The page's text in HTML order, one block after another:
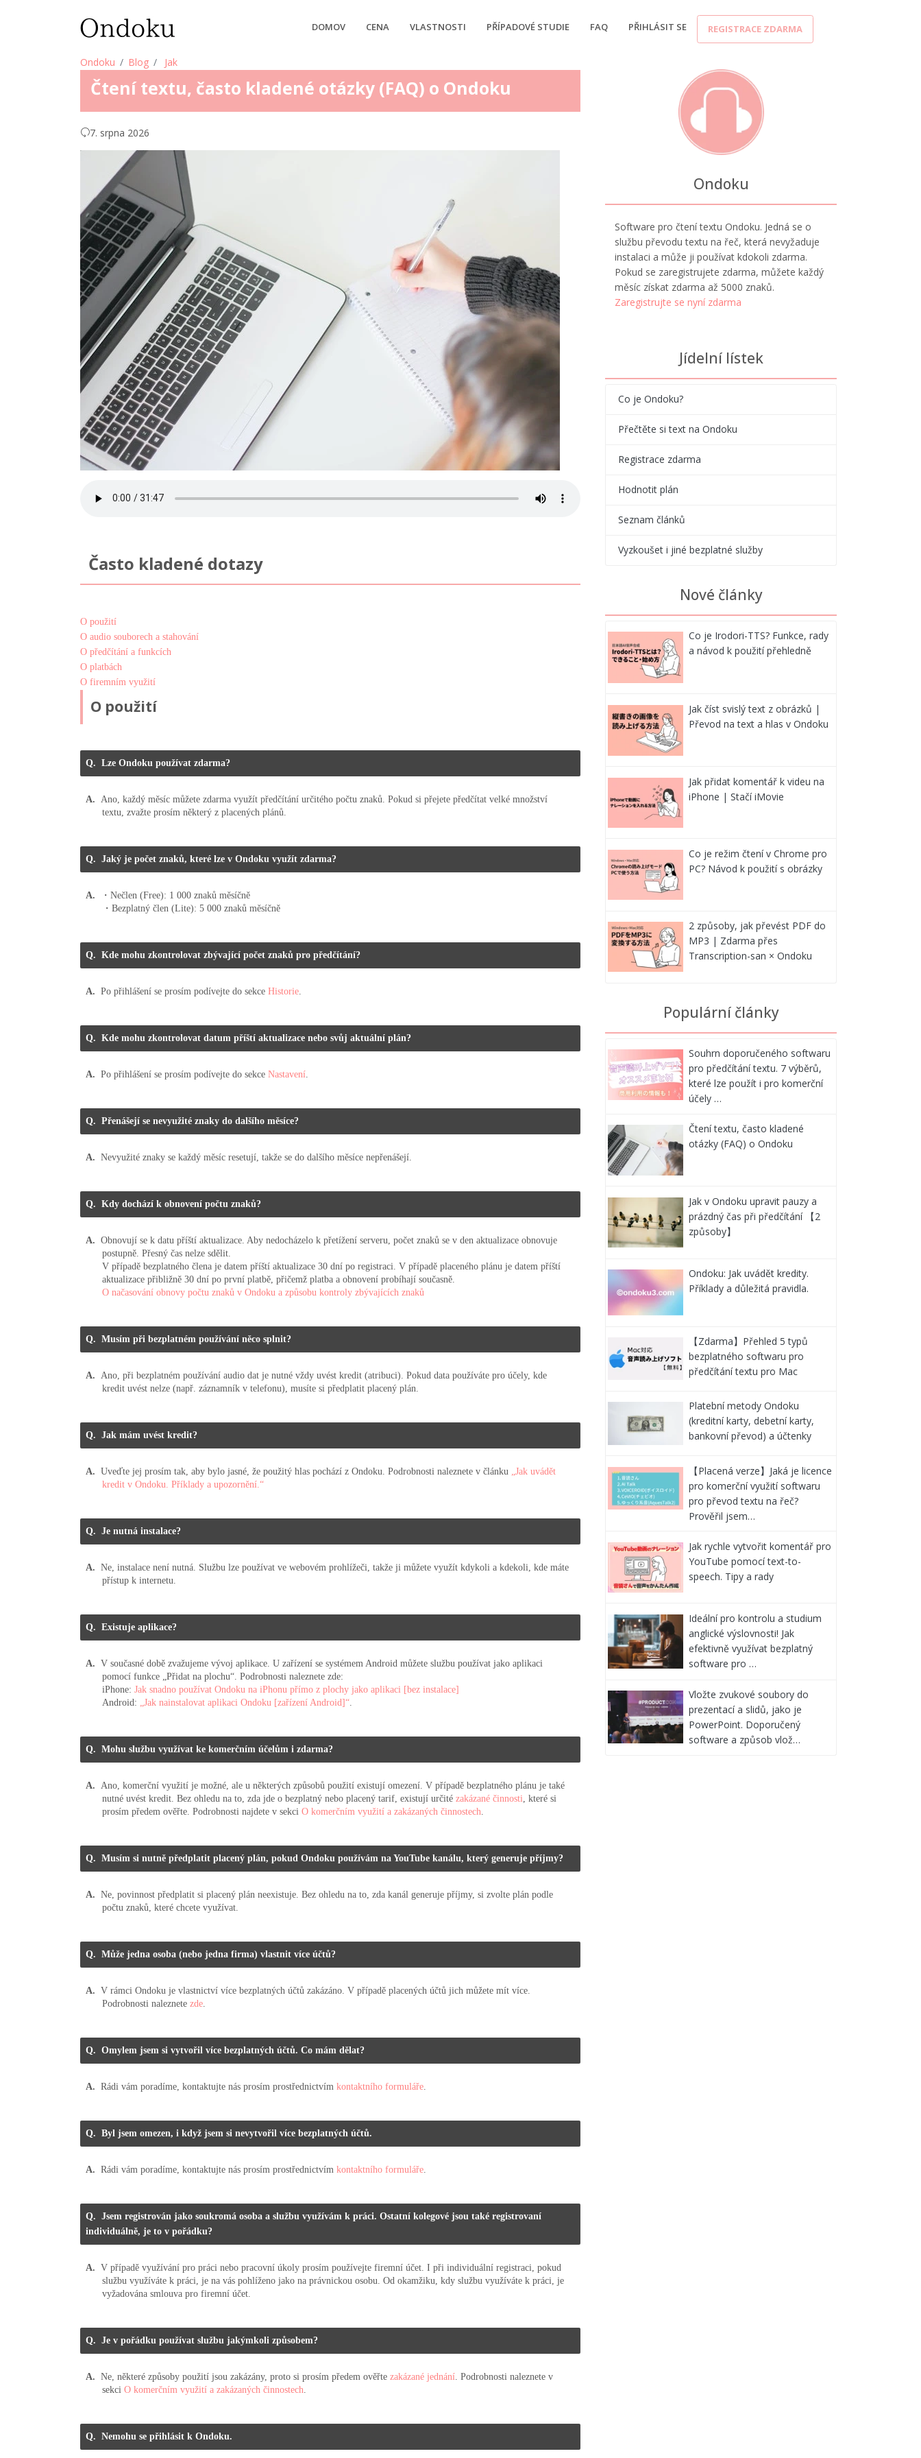
DOMOV CENA VLASTNOSTI PŘÍPADOVÉ STUDIE FAQ PŘIHLÁSIT SE REGISTRACE ZDARMA
Ondoku Blog Jak
Čtení textu, často kladené otázky (FAQ) o Ondoku
7. srpna 2026
Často kladené dotazy
O použití
O audio souborech a stahování
O předčítání a funkcích
O platbách
O firemním využití
O použití
Lze Ondoku používat zdarma?
Ano, každý měsíc můžete zdarma využít předčítání určitého počtu znaků. Pokud si přejete předčítat velké množství
textu, zvažte prosím některý z placených plánů.
Jaký je počet znaků, které lze v Ondoku využít zdarma?
・Nečlen (Free): 1 000 znaků měsíčně
・Bezplatný člen (Lite): 5 000 znaků měsíčně
Kde mohu zkontrolovat zbývající počet znaků pro předčítání?
Po přihlášení se prosím podívejte do sekce Historie
Kde mohu zkontrolovat datum příští aktualizace nebo svůj aktuální plán?
Po přihlášení se prosím podívejte do sekce Nastavení
Přenášejí se nevyužité znaky do dalšího měsíce?
Nevyužité znaky se každý měsíc resetují, takže se do dalšího měsíce nepřenášejí.
Kdy dochází k obnovení počtu znaků?
Obnovují se k datu příští aktualizace. Aby nedocházelo k přetížení serveru, počet znaků se v den aktualizace obnovuje
postupně. Přesný čas nelze sdělit.
V případě bezplatného člena je datem příští aktualizace 30 dní po registraci. V případě placeného plánu je datem příští
aktualizace přibližně 30 dní po první platbě, přičemž platba a obnovení probíhají současně.
O načasování obnovy počtu znaků v Ondoku a způsobu kontroly zbývajících znaků
Musím při bezplatném používání něco splnit?
Ano, při bezplatném používání audio dat je nutné vždy uvést kredit (atribuci). Pokud data používáte pro účely, kde
kredit uvést nelze (např. záznamník v telefonu), musíte si předplatit placený plán.
Jak mám uvést kredit?
Uveďte jej prosím tak, aby bylo jasné, že použitý hlas pochází z Ondoku. Podrobnosti naleznete v článku
„Jak uvádět
kredit v Ondoku. Příklady a upozornění.“
Je nutná instalace?
Ne, instalace není nutná. Službu lze používat ve webovém prohlížeči, takže ji můžete využít kdykoli a kdekoli, kde máte
přístup k internetu.
Existuje aplikace?
V současné době zvažujeme vývoj aplikace. U zařízení se systémem Android můžete službu používat jako aplikaci
pomocí funkce „Přidat na plochu“. Podrobnosti naleznete zde:
iPhone: Jak snadno používat Ondoku na iPhonu přímo z plochy jako aplikaci [bez instalace]
Android:
„Jak nainstalovat aplikaci Ondoku [zařízení Android]“
Mohu službu využívat ke komerčním účelům i zdarma?
Ano, komerční využití je možné, ale u některých způsobů použití existují omezení. V případě bezplatného plánu je také
nutné uvést kredit. Bez ohledu na to, zda jde o bezplatný nebo placený tarif, existují určité zakázané činnosti , které si
prosím předem ověřte. Podrobnosti najdete v sekci O komerčním využití a zakázaných činnostech
Musím si nutně předplatit placený plán, pokud Ondoku používám na YouTube kanálu, který generuje příjmy?
Ne, povinnost předplatit si placený plán neexistuje. Bez ohledu na to, zda kanál generuje příjmy, si zvolte plán podle
počtu znaků, které chcete využívat.
Může jedna osoba (nebo jedna firma) vlastnit více účtů?
V rámci Ondoku je vlastnictví více bezplatných účtů zakázáno. V případě placených účtů jich můžete mít více.
Podrobnosti naleznete zde
Omylem jsem si vytvořil více bezplatných účtů. Co mám dělat?
Rádi vám poradíme, kontaktujte nás prosím prostřednictvím kontaktního formuláře
Byl jsem omezen, i když jsem si nevytvořil více bezplatných účtů.
Rádi vám poradíme, kontaktujte nás prosím prostřednictvím kontaktního formuláře
Jsem registrován jako soukromá osoba a službu využívám k práci. Ostatní kolegové jsou také registrovaní
individuálně, je to v pořádku?
V případě využívání pro práci nebo pracovní úkoly prosím používejte firemní účet. I při individuální registraci, pokud
službu využíváte k práci, je na vás pohlíženo jako na právnickou osobu. Od okamžiku, kdy službu využíváte k práci, je
vyžadována smlouva pro firemní účet.
Je v pořádku používat službu jakýmkoli způsobem?
Ne, některé způsoby použití jsou zakázány, proto si prosím předem ověřte zakázané jednání . Podrobnosti naleznete v
sekci O komerčním využití a zakázaných činnostech
Nemohu se přihlásit k Ondoku.
Ondoku
Software pro čtení textu Ondoku. Jedná se o
službu převodu textu na řeč, která nevyžaduje
instalaci a může ji používat kdokoli zdarma.
Pokud se zaregistrujete zdarma, můžete každý
měsíc získat zdarma až 5000 znaků.
Zaregistrujte se nyní zdarma
Jídelní lístek
Co je Ondoku?
Přečtěte si text na Ondoku
Registrace zdarma
Hodnotit plán
Seznam článků
Vyzkoušet i jiné bezplatné služby
Nové články
Co je Irodori-TTS? Funkce, rady
a návod k použití přehledně
Jak číst svislý text z obrázků |
Převod na text a hlas v Ondoku
Jak přidat komentář k videu na
iPhone | Stačí iMovie
Co je režim čtení v Chrome pro
PC? Návod k použití s obrázky
2 způsoby, jak převést PDF do
MP3 | Zdarma přes
Transcription-san × Ondoku
Populární články
Souhrn doporučeného softwaru
pro předčítání textu. 7 výběrů,
které lze použít i pro komerční
účely …
Čtení textu, často kladené
otázky (FAQ) o Ondoku
Jak v Ondoku upravit pauzy a
prázdný čas při předčítání 【2
způsoby】
Ondoku: Jak uvádět kredity.
Příklady a důležitá pravidla.
【Zdarma】Přehled 5 typů
bezplatného softwaru pro
předčítání textu pro Mac
Platební metody Ondoku
(kreditní karty, debetní karty,
bankovní převod) a účtenky
【Placená verze】Jaká je licence
pro komerční využití softwaru
pro převod textu na řeč?
Prověřil jsem…
Jak rychle vytvořit komentář pro
YouTube pomocí text-to-
speech. Tipy a rady
Ideální pro kontrolu a studium
anglické výslovnosti! Jak
efektivně využívat bezplatný
software pro …
Vložte zvukové soubory do
prezentací a slidů, jako je
PowerPoint. Doporučený
software a způsob vlož…